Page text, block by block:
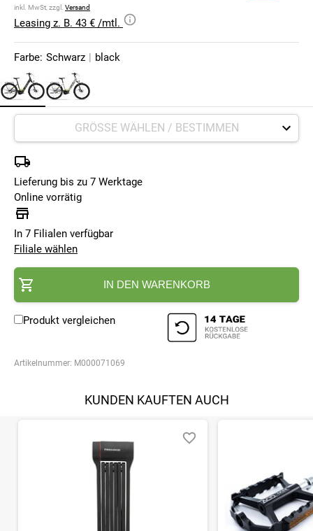
inkl. MwSt, zzgl. Versand
Leasing z. B. 43 € /mtl.
Farbe: Schwarz | black
Lieferung bis zu 7 Werktage
Online vorrätig
In 7 Filialen verfügbar
Filiale wählen
IN DEN WARENKORB
Produkt vergleichen
Artikelnummer: M000071069
KUNDEN KAUFTEN AUCH